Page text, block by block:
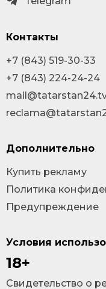
Условия
18+
Cвидетельство о
Контакты
+7 (843) 519-30-33
+7 (843) 224-24-24
Дополнительно
Купить рекламу
Политика
Предупреждение